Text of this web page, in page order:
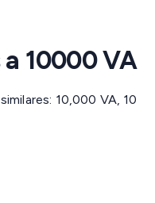
10000 VA
10,000 VA, 10